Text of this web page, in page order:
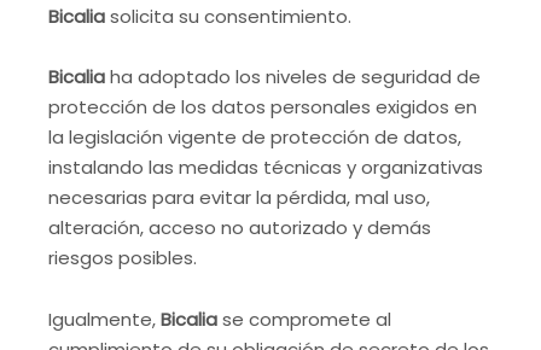
Bicaliasolicita su consentimiento.
Bicaliaha adoptado los niveles de seguridad de
protección de los datos personales exigidos en
la legislación vigente de protección de datos,
instalando las medidas técnicas y organizativas
necesarias para evitar la pérdida, mal uso,
alteración, acceso no autorizado y demás
riesgos posibles.
Igualmente,Bicaliase compromete al